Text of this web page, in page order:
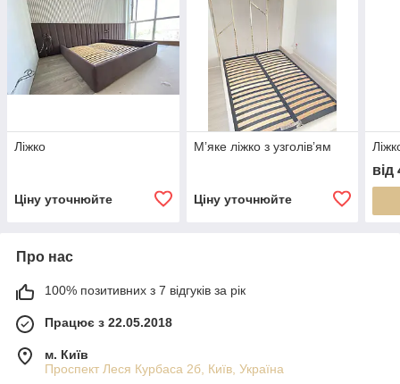
Ліжко
Ціну уточнюйте
Мʼяке ліжко з узголівʼям
Ціну уточнюйте
від
Про нас
100% позитивних з 7 відгуків за рік
Працює з 22.05.2018
м. Київ
Проспект Леся Курбаса 2б, Київ, Україна